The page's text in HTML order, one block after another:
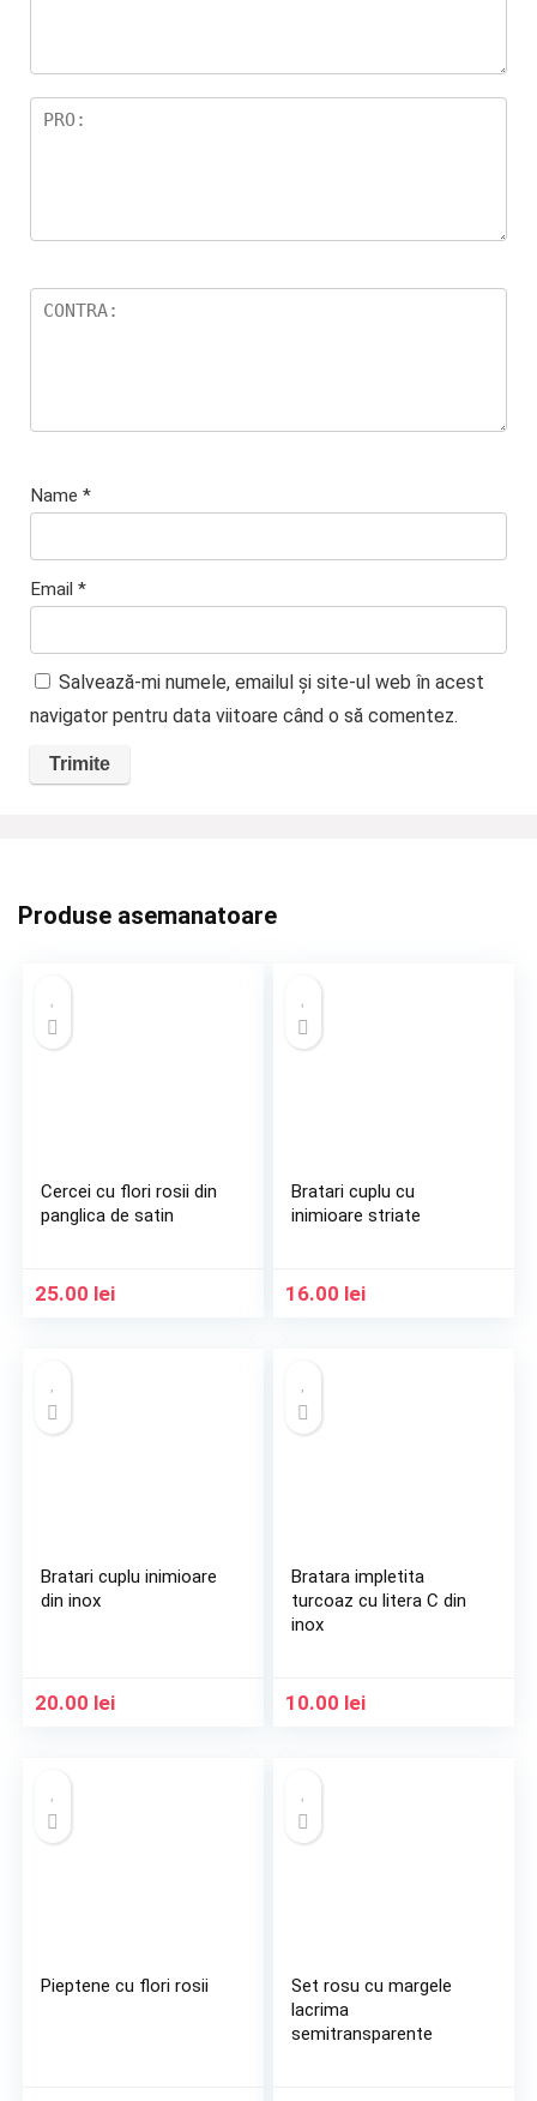
Name *
Email *
Salvează-mi numele, emailul și site-ul web în acest
navigator pentru data viitoare când o să comentez.
Produse asemanatoare
Cercei cu flori rosii din
panglica de satin
25.00 lei
Bratari cuplu cu
inimioare striate
16.00 lei
Bratari cuplu inimioare
din inox
20.00 lei
Bratara impletita
turcoaz cu litera C din
inox
10.00 lei
Pieptene cu flori rosii
Set rosu cu margele
lacrima
semitransparente